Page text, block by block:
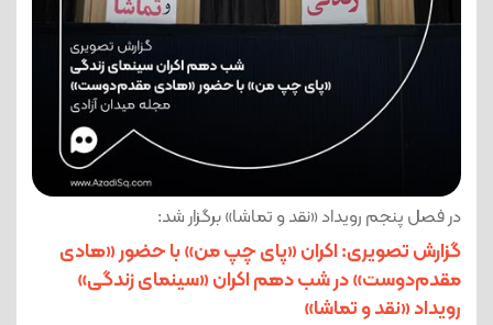
در فصل پنجم رویداد «نقد و تماشا» برگزار شد:
گزارش تصویری: اکران «پای چپ من» با حضور «هادی
مقدم‌دوست» در شب دهم اکران «سینمای زندگی»
رویداد «نقد و تماشا»